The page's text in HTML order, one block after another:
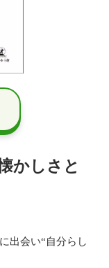
かしさと
出会い“自分らし